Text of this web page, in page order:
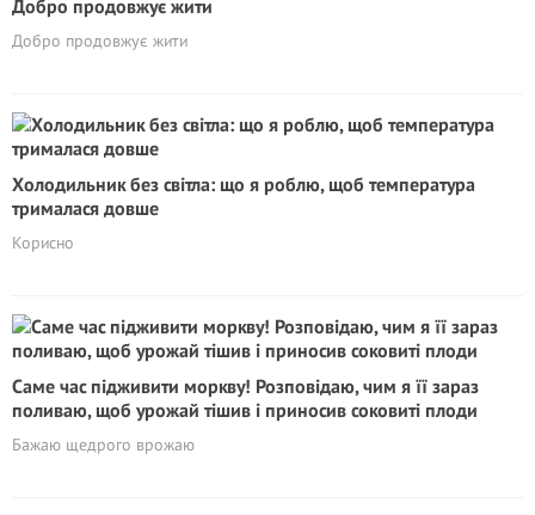
Добро продовжує жити
Добро продовжує жити
Холодильник без світла: що я роблю, щоб температура
трималася довше
Корисно
Саме час підживити моркву! Розповідаю, чим я її зараз
поливаю, щоб урожай тішив і приносив соковиті плоди
Бажаю щедрого врожаю